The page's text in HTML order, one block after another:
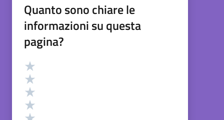
Quanto sono chiare le
informazioni su questa
pagina?
Valutazione